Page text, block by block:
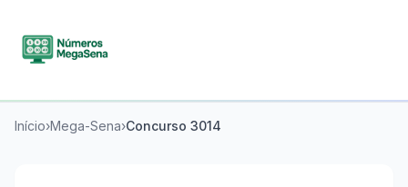
Início›Mega-Sena›Concurso 3014